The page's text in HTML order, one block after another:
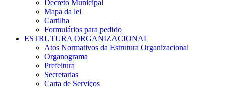
Decreto Municipal
Mapa da lei
Cartilha
Formulários para pedido
ESTRUTURA ORGANIZACIONAL
Atos Normativos da Estrutura Organizacional
Organograma
Prefeitura
Secretarias
Carta de Serviços